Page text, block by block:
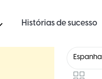
Histórias de sucesso
Espanha